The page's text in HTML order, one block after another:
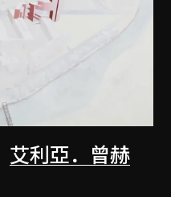
艾利亞．曾赫